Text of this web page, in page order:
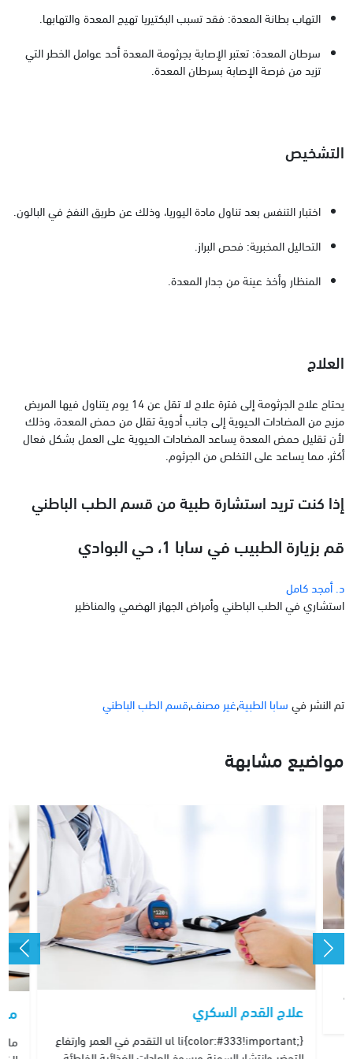
التهاب بطانة المعدة: فقد تسبب البكتيريا تهيج المعدة والتهابها.
سرطان المعدة: تعتبر الإصابة بجرثومة المعدة أحد عوامل الخطر التي
تزيد من فرصة الإصابة بسرطان المعدة.
التشخيص
اختبار التنفس بعد تناول مادة اليوريا، وذلك عن طريق النفخ في البالون.
التحاليل المخبرية: فحص البراز.
المنظار وأخذ عينة من جدار المعدة.
العلاج
يحتاج علاج الجرثومة إلى فترة علاج لا تقل عن 14 يوم يتناول فيها المريض
مزيج من المضادات الحيوية إلى جانب أدوية تقلل من حمض المعدة، وذلك
لأن تقليل حمض المعدة يساعد المضادات الحيوية على العمل بشكل فعال
أكثر، مما يساعد على التخلص من الجرثوم.
إذا كنت تريد استشارة طبية من قسم الطب الباطني
قم بزيارة الطبيب في سابا 1، حي البوادي
د. أمجد كامل
استشاري في الطب الباطني وأمراض الجهاز الهضمي والمناظير
تم النشر في سابا الطبية,غير مصنف,قسم الطب الباطني
مواضيع مشابهة
علاج القدم السكري
ul li{color:#333!important;} التقدم في العمر وارتفاع
ما